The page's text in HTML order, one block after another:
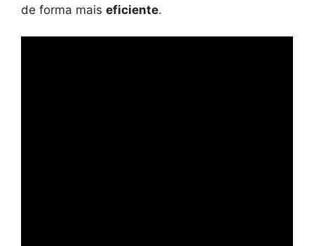
de forma mais eficiente.